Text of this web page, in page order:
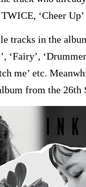
‘Cheer
tracks in the
‘Fairy’,
me’ etc.
from the 26th